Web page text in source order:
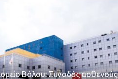
Βόλου: Συνοδός ασθενούς